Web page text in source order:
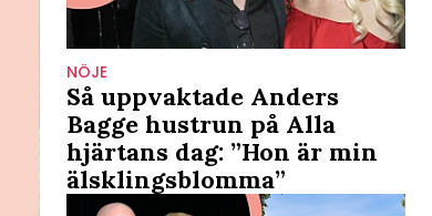
NÖJE
Så uppvaktade Anders
Bagge hustrun på Alla
hjärtans dag: ”Hon är min
älsklingsblomma”